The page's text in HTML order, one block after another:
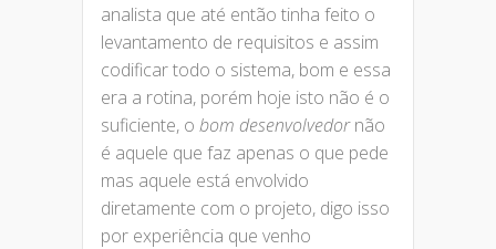
analista que até então tinha feito o
levantamento de requisitos e assim
codificar todo o sistema, bom e essa
era a rotina, porém hoje isto não é o
suficiente, o bom desenvolvedornão
é aquele que faz apenas o que pede
mas aquele está envolvido
diretamente com o projeto, digo isso
por experiência que venho